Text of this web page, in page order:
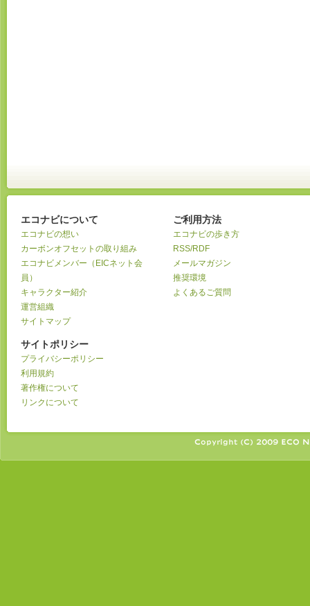
エコナビについて
エコナビの想い
カーボンオフセットの取り組み
エコナビメンバー（EICネット会
員）
キャラクター紹介
運営組織
サイトマップ
サイトポリシー
プライバシーポリシー
利用規約
著作権について
リンクについて
ご利用方法
エコナビの歩き方
RSS/RDF
メールマガジン
推奨環境
よくあるご質問